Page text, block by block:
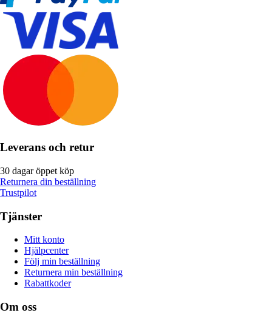
Leverans och retur
30 dagar öppet köp
Returnera din beställning
Trustpilot
Tjänster
Mitt konto
Hjälpcenter
Följ min beställning
Returnera min beställning
Rabattkoder
Om oss